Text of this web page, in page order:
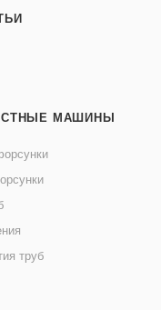
МАШИНЫ
труб